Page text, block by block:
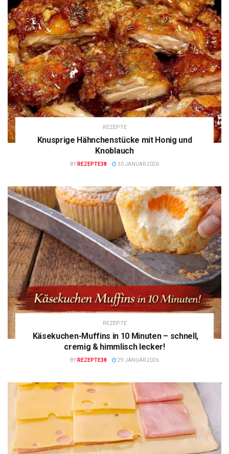
REZEPTE
Knusprige Hähnchenstücke mit Honig und
Knoblauch
BY REZEPTE38 30 JANUAR 2026
REZEPTE
Käsekuchen-Muffins in 10 Minuten – schnell,
cremig & himmlisch lecker!
BY REZEPTE38 29 JANUAR 2026